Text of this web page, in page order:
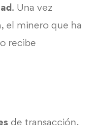
. Una vez
el minero que ha
recibe
de transacción.